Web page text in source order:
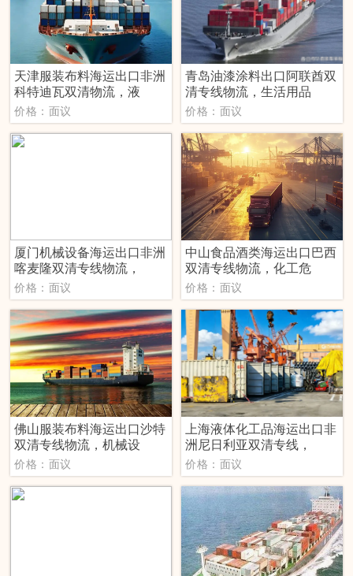
天津服装布料海运出口非洲
科特迪瓦双清物流，液
价格：面议
青岛油漆涂料出口阿联酋双
清专线物流，生活用品
价格：面议
厦门机械设备海运出口非洲
喀麦隆双清专线物流，
价格：面议
中山食品酒类海运出口巴西
双清专线物流，化工危
价格：面议
佛山服装布料海运出口沙特
双清专线物流，机械设
价格：面议
上海液体化工品海运出口非
洲尼日利亚双清专线，
价格：面议